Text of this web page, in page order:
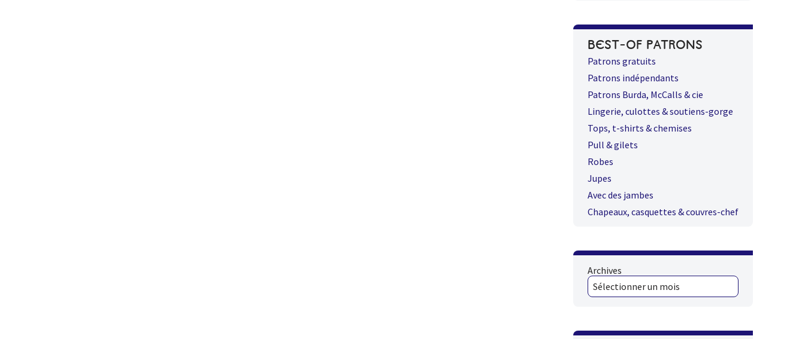
BEST-OF PATRONS
Patrons gratuits
Patrons indépendants
Patrons Burda, McCalls & cie
Lingerie, culottes & soutiens-gorge
Tops, t-shirts & chemises
Pull & gilets
Robes
Jupes
Avec des jambes
Chapeaux, casquettes & couvres-chef
Archives